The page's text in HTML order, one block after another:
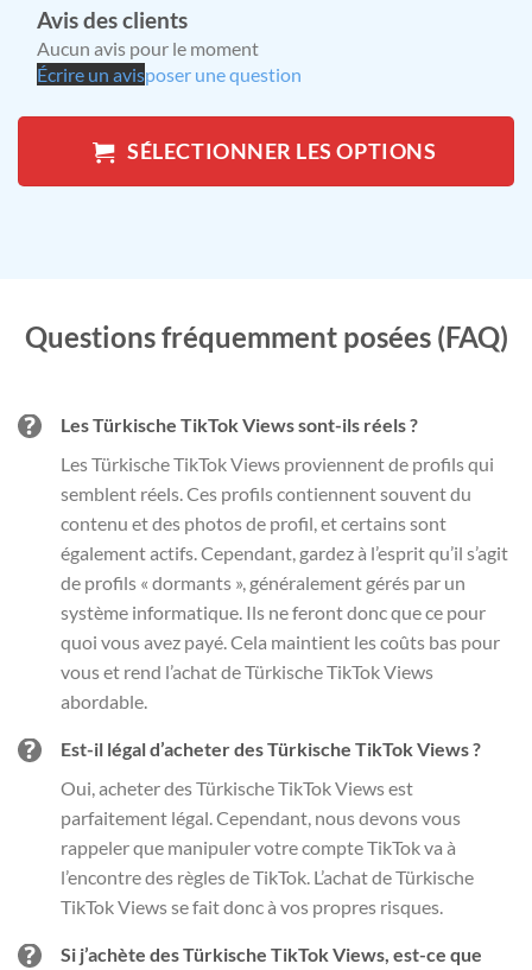
Avis des clients
Aucun avis pour le moment
Écrire un avisposer une question
SÉLECTIONNER LES OPTIONS
Questions fréquemment posées (FAQ)
Les Türkische TikTok Views sont-ils réels ?
Les Türkische TikTok Views proviennent de profils qui
semblent réels. Ces profils contiennent souvent du
contenu et des photos de profil, et certains sont
également actifs. Cependant, gardez à l’esprit qu’il s’agit
de profils « dormants », généralement gérés par un
système informatique. Ils ne feront donc que ce pour
quoi vous avez payé. Cela maintient les coûts bas pour
vous et rend l’achat de Türkische TikTok Views
abordable.
Est-il légal d’acheter des Türkische TikTok Views ?
Oui, acheter des Türkische TikTok Views est
parfaitement légal. Cependant, nous devons vous
rappeler que manipuler votre compte TikTok va à
l’encontre des règles de TikTok. L’achat de Türkische
TikTok Views se fait donc à vos propres risques.
Si j’achète des Türkische TikTok Views, est-ce que